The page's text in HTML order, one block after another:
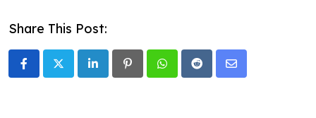
Share This Post:
LinkedIn PinterestWhatsappRedditShare